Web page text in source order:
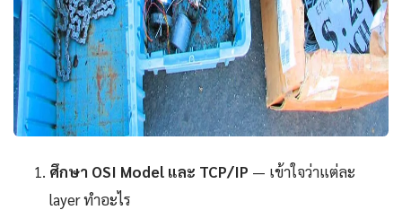
ศึกษา OSI Model และ TCP/IP — เข้าใจว่าแต่ละ
layer ทำอะไร